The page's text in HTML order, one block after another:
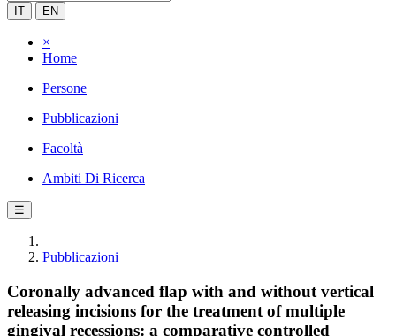
IT EN
×
Home
Persone
Pubblicazioni
Facoltà
Ambiti Di Ricerca
☰
Pubblicazioni
Coronally advanced flap with and without vertical
releasing incisions for the treatment of multiple
gingival recessions: a comparative controlled